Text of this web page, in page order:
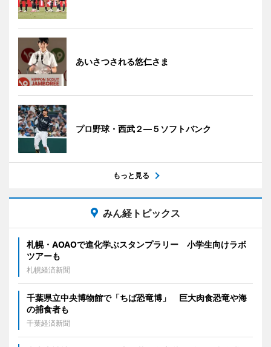
あいさつされる悠仁さま
プロ野球・西武２―５ソフトバンク
もっと見る
みん経トピックス
札幌・AOAOで進化学ぶスタンプラリー 小学生向けラボ
ツアーも
札幌経済新聞
千葉県立中央博物館で「ちば恐竜博」 巨大肉食恐竜や海
の捕食者も
千葉経済新聞